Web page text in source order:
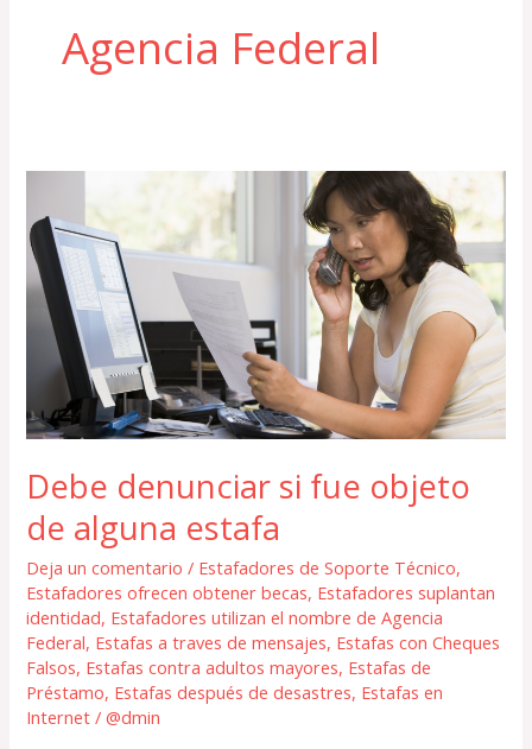
Agencia Federal
Debe denunciar si fue objeto
de alguna estafa
Deja un comentario / Estafadores de Soporte Técnico,
Estafadores ofrecen obtener becas, Estafadores suplantan
identidad, Estafadores utilizan el nombre de Agencia
Federal, Estafas a traves de mensajes, Estafas con Cheques
Falsos, Estafas contra adultos mayores, Estafas de
Préstamo, Estafas después de desastres, Estafas en
Internet /@dmin
denunciar
si
fue
objeto
alguna
estafa